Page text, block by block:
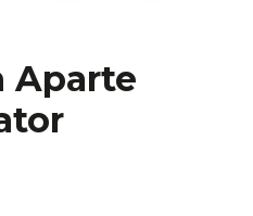
Aparte